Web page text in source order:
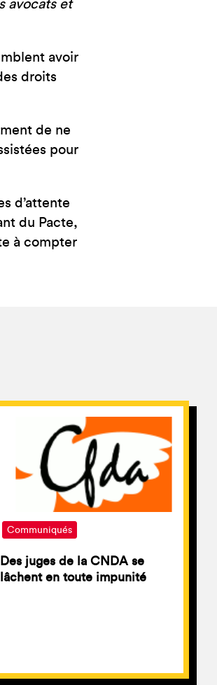
avocats et
avoir
droits
de ne
pour
d’attente
du Pacte,
à compter
Communiqués
Des juges de la CNDA se
lâchent en toute impunité